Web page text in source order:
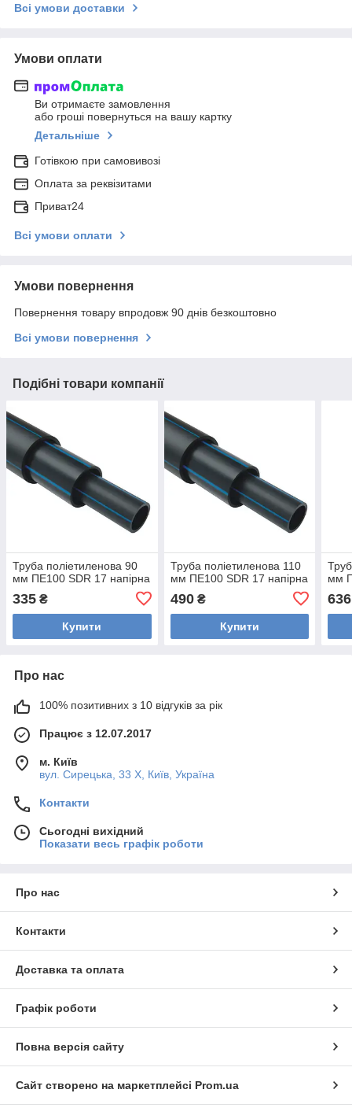
Всі умови доставки
Умови оплати
Ви отримаєте замовлення
або гроші повернуться на вашу картку
Детальніше
Готівкою при самовивозі
Оплата за реквізитами
Приват24
Всі умови оплати
Умови повернення
Повернення товару впродовж 90 днів безкоштовно
Всі умови повернення
Подібні товари компанії
Труба поліетиленова 90
мм ПЕ100 SDR 17 напірна
335 ₴
Купити
Труба поліетиленова 110
мм ПЕ100 SDR 17 напірна
490₴
Купити
мм
636
Про нас
100% позитивних з 10 відгуків за рік
Працює з 12.07.2017
м. Київ
вул. Сирецька, 33 Х, Київ, Україна
Контакти
Сьогодні вихідний
Показати весь графік роботи
Про нас
Контакти
Доставка та оплата
Графік роботи
Повна версія сайту
Сайт створено на маркетплейсі Prom.ua